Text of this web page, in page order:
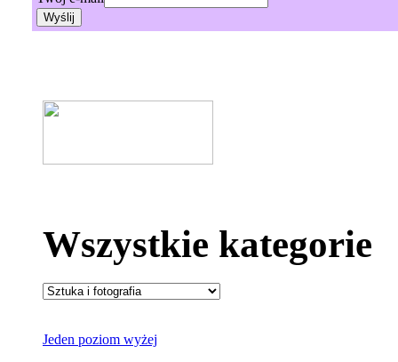
Wszystkie kategorie
Jeden poziom wyżej